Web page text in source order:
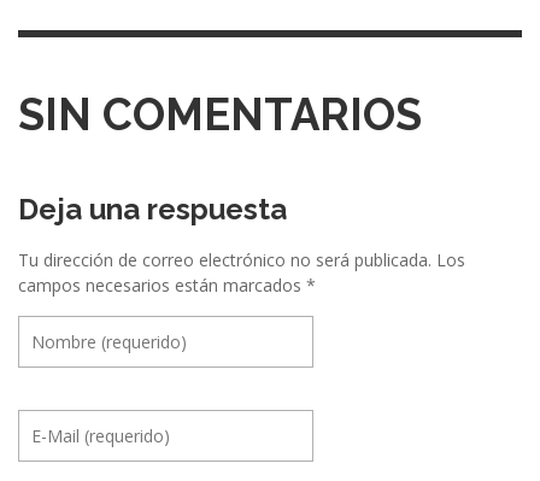
SIN COMENTARIOS
Deja una respuesta
Tu dirección de correo electrónico no será publicada. Los
campos necesarios están marcados *